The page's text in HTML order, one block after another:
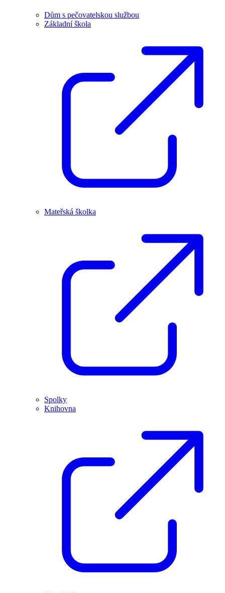
Dům s pečovatelskou službou
Základní škola
Mateřská školka
Spolky
Knihovna